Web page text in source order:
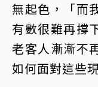
無起色，「而
有數很難再撐
老客人漸漸不
如何面對這些